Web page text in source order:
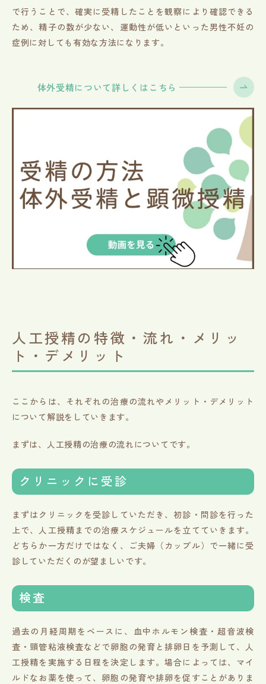
で行うことで、確実に受精したことを観察により確認できる
ため、精子の数が少ない、運動性が低いといった男性不妊の
症例に対しても有効な方法になります。
体外受精について詳しくはこちら
人工授精の特徴・流れ・メリッ
ト・デメリット
ここからは、それぞれの治療の流れやメリット・デメリット
について解説をしていきます。
まずは、人工授精の治療の流れについてです。
クリニックに受診
まずはクリニックを受診していただき、初診・問診を行った
上で、人工授精までの治療スケジュールを立てていきます。
どちらか一方だけではなく、ご夫婦（カップル）で一緒に受
診していただくのが望ましいです。
検査
過去の月経周期をベースに、血中ホルモン検査・超音波検
査・頸管粘液検査などで卵胞の発育と排卵日を予測して、人
工授精を実施する日程を決定します。場合によっては、マイ
ルドなお薬を使って、卵胞の発育や排卵を促すことがありま